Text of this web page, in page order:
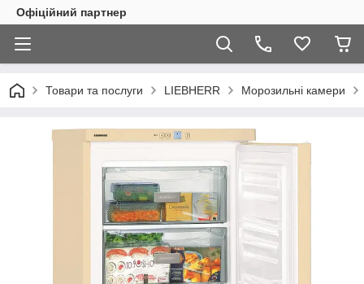
Офіційний партнер
Товари та послуги LIEBHERR Морозильні камери